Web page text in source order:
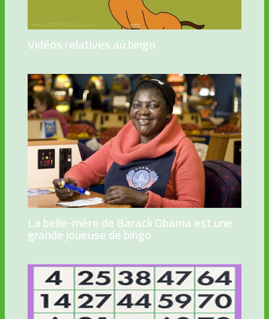
Vidéos relatives au bingo
La belle-mère de Barack Obama est une
grande joueuse de bingo